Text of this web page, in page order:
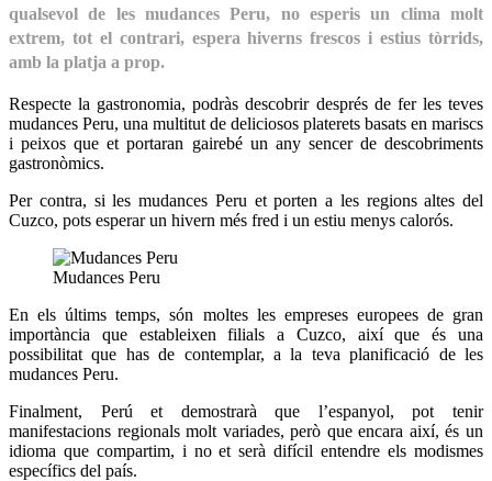
qualsevol de les mudances Peru, no esperis un clima molt
extrem, tot el contrari, espera hiverns frescos i estius tòrrids,
amb la platja a prop.
Respecte la gastronomia, podràs descobrir després de fer les teves
mudances Peru, una multitut de deliciosos platerets basats en mariscs
i peixos que et portaran gairebé un any sencer de descobriments
gastronòmics.
Per contra, si les mudances Peru et porten a les regions altes del
Cuzco, pots esperar un hivern més fred i un estiu menys calorós.
Mudances Peru
En els últims temps, són moltes les empreses europees de gran
importància que estableixen filials a Cuzco, així que és una
possibilitat que has de contemplar, a la teva planificació de les
mudances Peru.
Finalment, Perú et demostrarà que l’espanyol, pot tenir
manifestacions regionals molt variades, però que encara així, és un
idioma que compartim, i no et serà difícil entendre els modismes
específics del país.